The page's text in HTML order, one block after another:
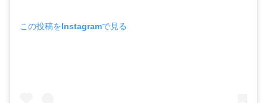
この投稿をInstagramで見る